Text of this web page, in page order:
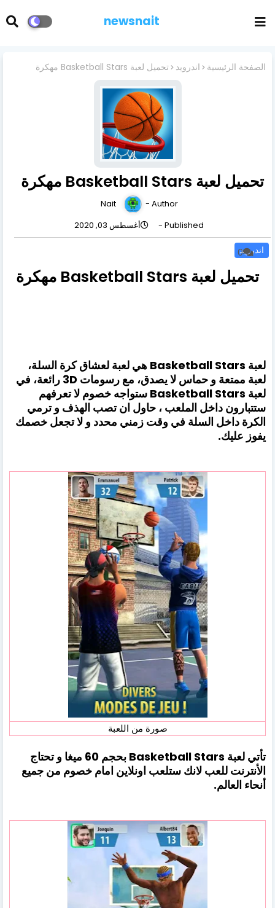
newsnait
الصفحة الرئيسية اندرويد تحميل لعبة Basketball Stars مهكرة
تحميل لعبة Basketball Stars مهكرة
Author -
Nait
Published -
أغسطس 03, 2020
اندرويد0
تحميل لعبة Basketball Stars مهكرة
لعبة Basketball Stars هي لعبة لعشاق كرة السلة،
لعبة ممتعة و حماس لا يصدق، مع رسومات 3D رائعة، في
لعبة Basketball Stars ستواجه خصوم لا تعرفهم
ستتبارون داخل الملعب ، حاول ان تصب الهذف و ترمي
الكرة داخل السلة في وقت زمني محدد و لا تجعل خصمك
يفوز عليك.
صورة من اللعبة
تأتي لعبة Basketball Stars بحجم 60 ميغا و تحتاج
الأنترنت للعب لانك ستلعب اونلاين امام خصوم من جميع
أنحاء العالم.